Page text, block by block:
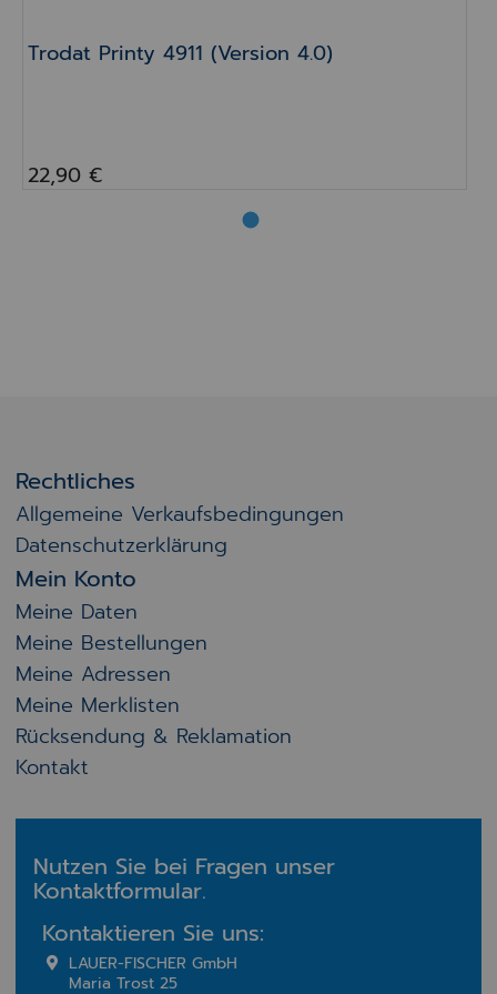
Trodat Printy 4911 (Version 4.0)
22,90 €
Rechtliches
Allgemeine Verkaufsbedingungen
Datenschutzerklärung
Mein Konto
Meine Daten
Meine Bestellungen
Meine Adressen
Meine Merklisten
Rücksendung & Reklamation
Kontakt
Nutzen Sie bei Fragen unser
Kontaktformular.
Kontaktieren Sie uns:
LAUER-FISCHER GmbH
Maria Trost 25